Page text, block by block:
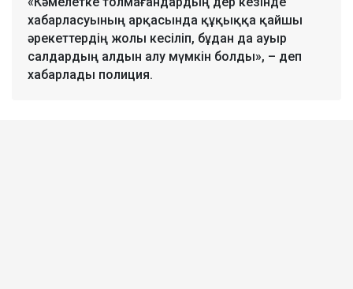
хабарласуының арқасында құқыққа қайшы
әрекеттердің жолы кесіліп, бұдан да ауыр
салдардың алдын алу мүмкін болды», – деп
хабарлады полиция.